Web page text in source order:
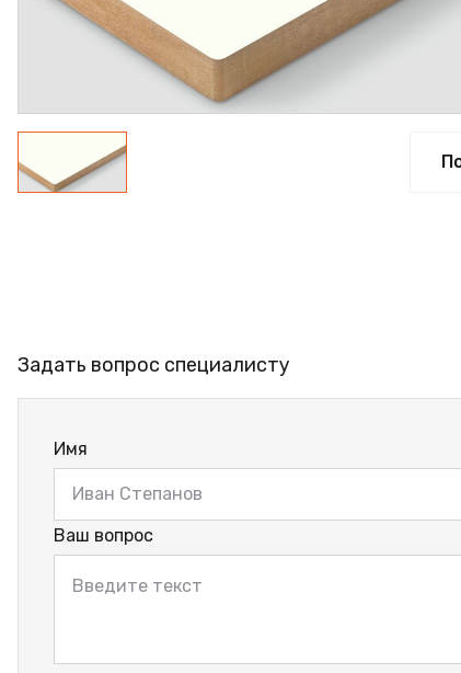
ФУРНИТУРА
Задать вопрос специалисту
Имя
Ваш вопрос